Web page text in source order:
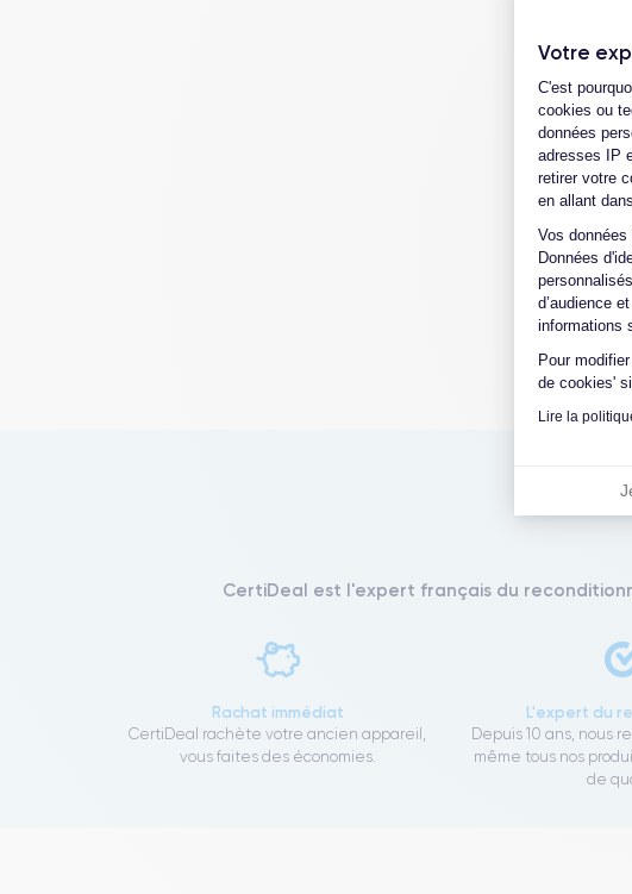
Votre
C'est
cookies ou
données
adresses IP
retirer votre
en allant
Vos
Données
d’audience
informations
Pour
de cookies'
Lire la
CertiDeal est l'expert français du
Rachat immédiat
CertiDeal rachète votre ancien appareil,
vous faites des économies.
L'expert du
Depuis 10 ans, nous
même tous nos
de